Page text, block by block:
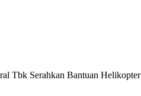
Tbk Serahkan Bantuan